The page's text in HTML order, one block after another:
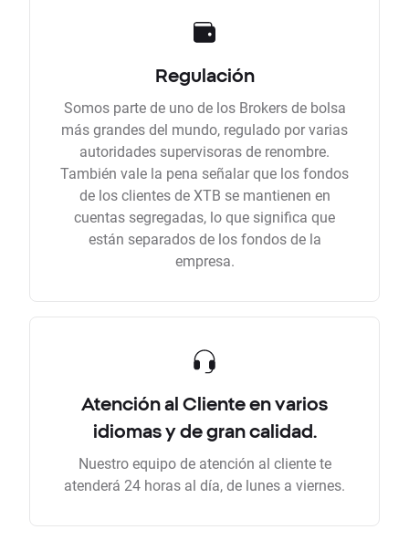
Regulación
Somos parte de uno de los Brokers de bolsa
más grandes del mundo, regulado por varias
autoridades supervisoras de renombre.
También vale la pena señalar que los fondos
de los clientes de XTB se mantienen en
cuentas segregadas, lo que significa que
están separados de los fondos de la
empresa.
Atención al Cliente en varios
idiomas y de gran calidad.
Nuestro equipo de atención al cliente te
atenderá 24 horas al día, de lunes a viernes.